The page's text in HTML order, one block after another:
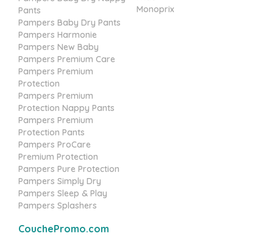
Pants
Pampers Baby Dry Pants
Pampers Harmonie
Pampers New Baby
Pampers Premium Care
Pampers Premium
Protection
Pampers Premium
Protection Nappy Pants
Pampers Premium
Protection Pants
Pampers ProCare
Premium Protection
Pampers Pure Protection
Pampers Simply Dry
Pampers Sleep & Play
Pampers Splashers
Monoprix
CouchePromo.com